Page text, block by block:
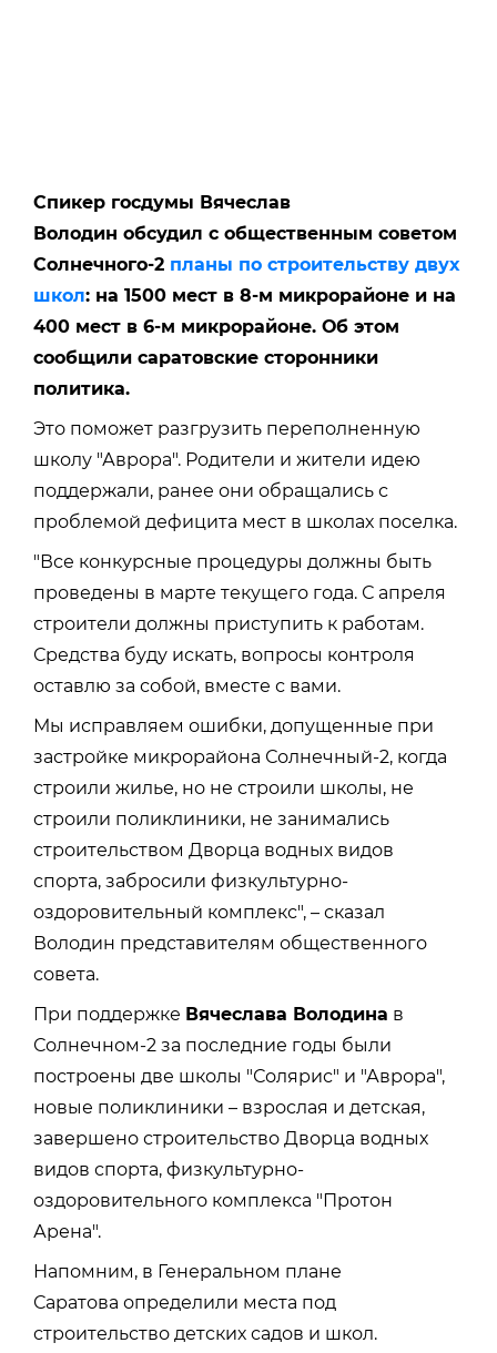
Спикер госдумы Вячеслав
Володин обсудил с общественным советом
Солнечного-2 планы по строительству двух
школ: на 1500 мест в 8-м микрорайоне и на
400 мест в 6-м микрорайоне. Об этом
сообщили саратовские сторонники
политика.
Это поможет разгрузить переполненную
школу "Аврора". Родители и жители идею
поддержали, ранее они обращались с
проблемой дефицита мест в школах поселка.
"Все конкурсные процедуры должны быть
проведены в марте текущего года. С апреля
строители должны приступить к работам.
Средства буду искать, вопросы контроля
оставлю за собой, вместе с вами.
Мы исправляем ошибки, допущенные при
застройке микрорайона Солнечный-2, когда
строили жилье, но не строили школы, не
строили поликлиники, не занимались
строительством Дворца водных видов
спорта, забросили физкультурно-
оздоровительный комплекс", – сказал
Володин представителям общественного
совета.
При поддержке Вячеслава Володина в
Солнечном-2 за последние годы были
построены две школы "Солярис" и "Аврора",
новые поликлиники – взрослая и детская,
завершено строительство Дворца водных
видов спорта, физкультурно-
оздоровительного комплекса "Протон
Арена".
Напомним, в Генеральном плане
Саратова определили места под
строительство детских садов и школ.